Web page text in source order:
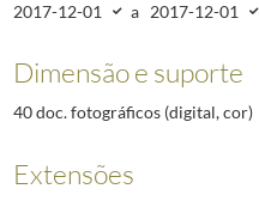
2017-12-01 a 2017-12-01
Dimensão e suporte
40 doc. fotográficos (digital, cor)
Extensões